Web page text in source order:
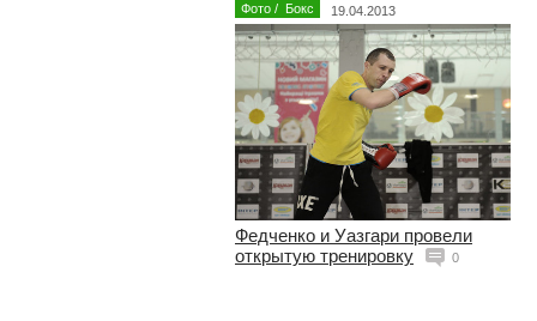
Фото / Бокс 19.04.2013
Федченко и Уазгари провели
открытую тренировку
0